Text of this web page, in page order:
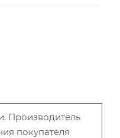
Производитель
покупателя